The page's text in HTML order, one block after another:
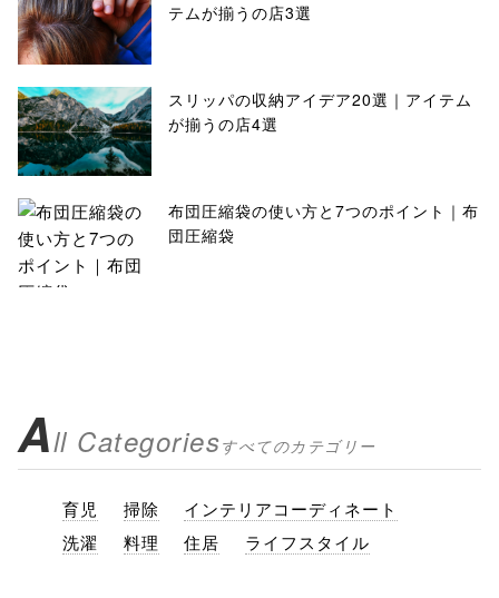
テムが揃うの店3選
スリッパの収納アイデア20選｜アイテム
が揃うの店4選
布団圧縮袋の使い方と7つのポイント｜布
団圧縮袋
All Categoriesすべてのカテゴリー
育児 掃除
インテリアコーディネート
洗濯
料理 住居 ライフスタイル